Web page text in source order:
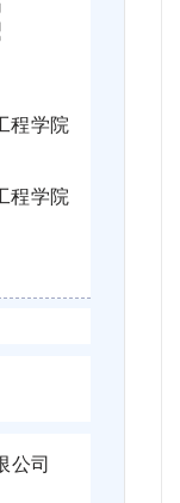
程学院
程学院
公司